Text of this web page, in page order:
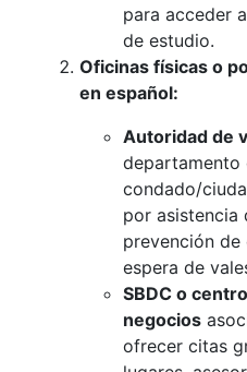
para acceder
de estudio.
Oficinas físicas o
en español:
Autoridad de
departamento
condado/
por asistencia
prevención
espera de
SBDC o
negocios
ofrecer citas